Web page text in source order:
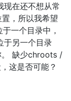
在还不想从常
，所以我希望
一个目录中，
于另一个目录
。 缺少chroots /
这是否可能？